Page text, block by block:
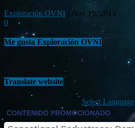
Exploración OVNI - Nov 10, 2013
0
Me gusta Exploración OVNI
Translate website
Select Language